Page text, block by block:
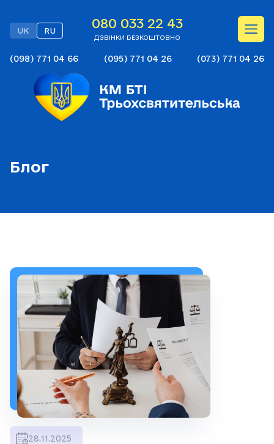
UK RU 080 033 22 43
ДЗВІНКИ БЕЗКОШТОВНО
(098) 771 04 66 (095) 771 04 26 (073) 771 04 26
Блог
28.11.2025